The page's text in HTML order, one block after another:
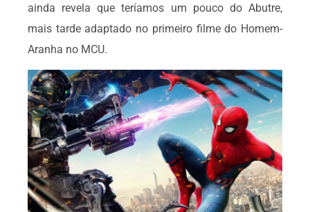
ainda revela que teríamos um pouco do Abutre,
mais tarde adaptado no primeiro filme do Homem-
Aranha no MCU.